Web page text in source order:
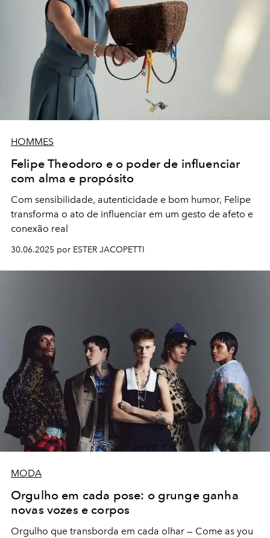
HOMMES
Felipe Theodoro e o poder de influenciar
com alma e propósito
Com sensibilidade, autenticidade e bom humor, Felipe
transforma o ato de influenciar em um gesto de afeto e
conexão real
30.06.2025 por ESTER JACOPETTI
MODA
Orgulho em cada pose: o grunge ganha
novas vozes e corpos
Orgulho que transborda em cada olhar — Come as you